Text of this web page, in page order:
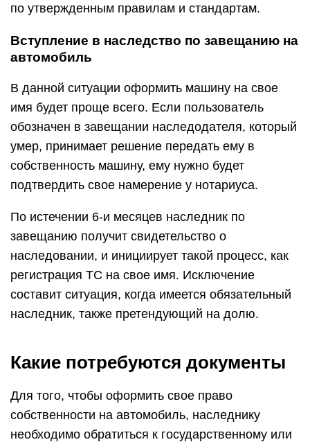
по утвержденным правилам и стандартам.
Вступление в наследство по завещанию на
автомобиль
В данной ситуации оформить машину на свое
имя будет проще всего. Если пользователь
обозначен в завещании наследодателя, который
умер, принимает решение передать ему в
собственность машину, ему нужно будет
подтвердить свое намерение у нотариуса.
По истечении 6-и месяцев наследник по
завещанию получит свидетельство о
наследовании, и инициирует такой процесс, как
регистрация ТС на свое имя. Исключение
составит ситуация, когда имеется обязательный
наследник, также претендующий на долю.
Какие потребуются документы
Для того, чтобы оформить свое право
собственности на автомобиль, наследнику
необходимо обратиться к государственному или